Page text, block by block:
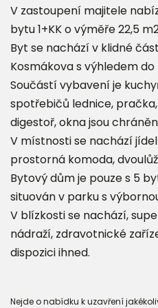
V zastoupení majitele
bytu 1+KK o výměře 22,5
Byt se nachází v klidné
Kosmákova s výhledem do
Součástí vybavení je
spotřebičů lednice,
digestoř, okna jsou
V místnosti se nachází
prostorná komoda,
Bytový dům je pouze s 5
situován v parku s
V blízkosti se nachází,
nádraží, zdravotnické
dispozici ihned.
Nejde o nabídku k uzavření